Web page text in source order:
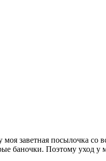
заветная посылочка со
баночки. Поэтому уход